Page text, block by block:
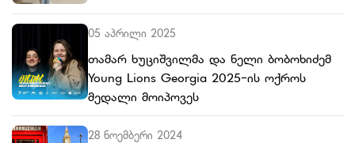
05 აპრილი 2025
თამარ ხუციშვილმა და ნელი ბობოხიძემ
Young Lions Georgia 2025-ის ოქროს
მედალი მოიპოვეს
28 ნოემბერი 2024